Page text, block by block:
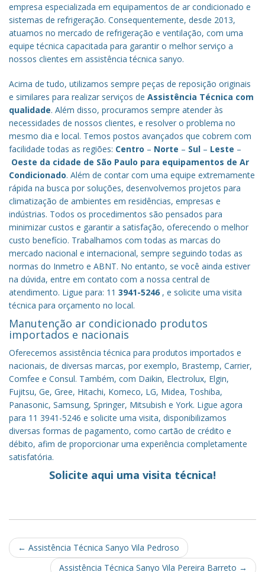
empresa especializada em equipamentos de ar condicionado e
sistemas de refrigeração. Consequentemente, desde 2013,
atuamos no mercado de refrigeração e ventilação, com uma
equipe técnica capacitada para garantir o melhor serviço a
nossos clientes em assistência técnica sanyo.
Acima de tudo, utilizamos sempre peças de reposição originais
e similares para realizar serviços de Assistência Técnica com
qualidade. Além disso, procuramos sempre atender às
necessidades de nossos clientes, e resolver o problema no
mesmo dia e local. Temos postos avançados que cobrem com
facilidade todas as regiões: Centro – Norte – Sul – Leste –
Oeste da cidade de São Paulo para equipamentos de Ar
Condicionado. Além de contar com uma equipe extremamente
rápida na busca por soluções, desenvolvemos projetos para
climatização de ambientes em residências, empresas e
indústrias. Todos os procedimentos são pensados para
minimizar custos e garantir a satisfação, oferecendo o melhor
custo benefício. Trabalhamos com todas as marcas do
mercado nacional e internacional, sempre seguindo todas as
normas do Inmetro e ABNT. No entanto, se você ainda estiver
na dúvida, entre em contato com a nossa central de
atendimento. Ligue para: 11 3941-5246 , e solicite uma visita
técnica para orçamento no local.
Manutenção ar condicionado produtos
importados e nacionais
Oferecemos assistência técnica para produtos importados e
nacionais, de diversas marcas, por exemplo, Brastemp, Carrier,
Comfee e Consul. Também, com Daikin, Electrolux, Elgin,
Fujitsu, Ge, Gree, Hitachi, Komeco, LG, Midea, Toshiba,
Panasonic, Samsung, Springer, Mitsubish e York. Ligue agora
para 11 3941-5246 e solicite uma visita, disponibilizamos
diversas formas de pagamento, como cartão de crédito e
débito, afim de proporcionar uma experiência completamente
satisfatória.
Solicite aqui uma visita técnica!
Post
← Assistência Técnica Sanyo Vila Pedroso
Assistência Técnica Sanyo Vila Pereira Barreto →